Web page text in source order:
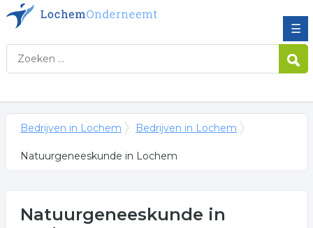
☰
Bedrijven in Lochem Bedrijven in Lochem
Natuurgeneeskunde in Lochem
Natuurgeneeskunde in